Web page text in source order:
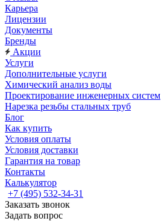
Карьера
Лицензии
Документы
Бренды
Акции
Услуги
Дополнительные услуги
Химический анализ воды
Проектирование инженерных систем
Нарезка резьбы стальных труб
Блог
Как купить
Условия оплаты
Условия доставки
Гарантия на товар
Контакты
Калькулятор
+7 (495) 532‑34‑31
Заказать звонок
Задать вопрос